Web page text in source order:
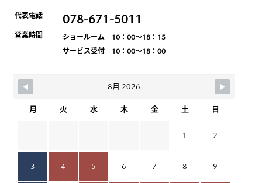
代表電話 078-671-5011
営業時間
ショールーム 10：00～18：15
サービス受付 10：00～18：00
8月 2026
月 火 水 木 金 土 日
1 2
3 4 5 6 7 8 9